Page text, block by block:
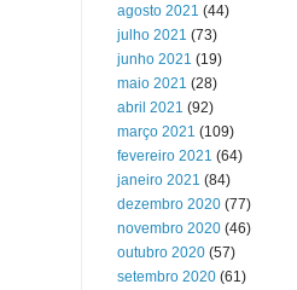
agosto 2021 (44)
julho 2021 (73)
junho 2021 (19)
maio 2021 (28)
abril 2021 (92)
março 2021 (109)
fevereiro 2021 (64)
janeiro 2021 (84)
dezembro 2020 (77)
novembro 2020 (46)
outubro 2020 (57)
setembro 2020 (61)